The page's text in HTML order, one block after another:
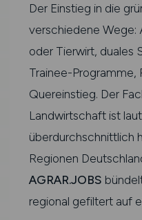
Der Einstieg in die
verschiedene Wege:
oder Tierwirt, duales
Trainee-Programme,
Quereinstieg. Der
Landwirtschaft ist
überdurchschnittlich
Regionen
AGRAR.JOBS
regional gefiltert auf